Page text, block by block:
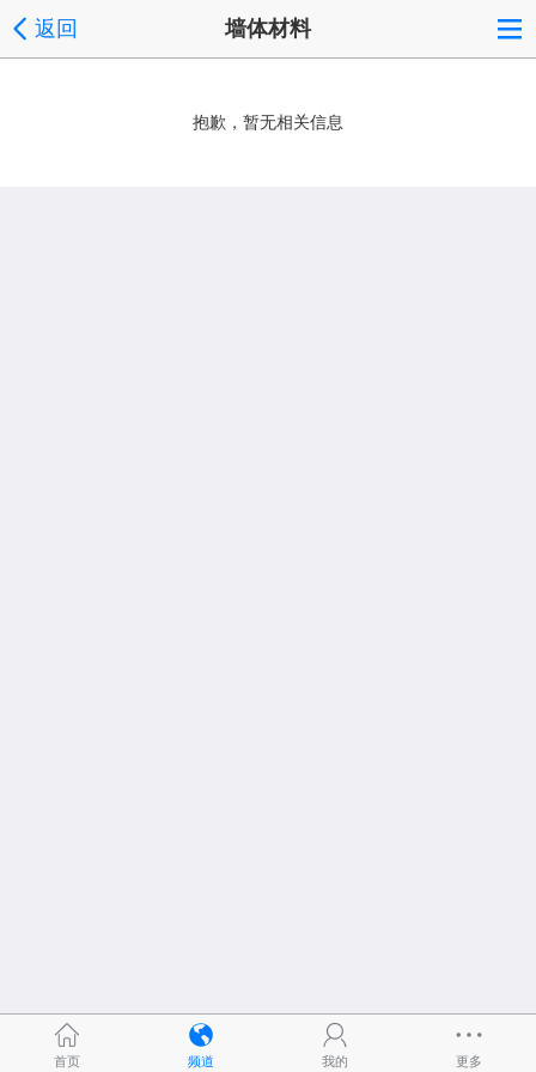
返回 墙体材料
抱歉，暂无相关信息
首页 频道 我的 更多